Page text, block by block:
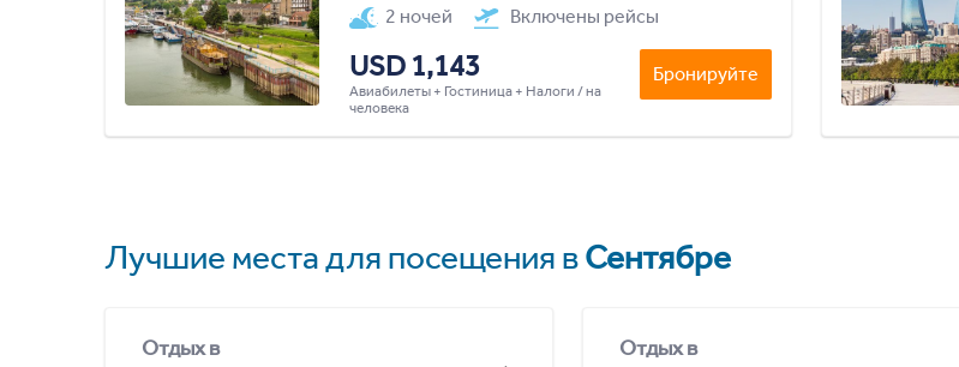
2 ночей Включены рейсы
USD 1,143
Авиабилеты + Гостиница + Налоги / на
человека
Бронируйте
Лучшие места для посещения вСентябре
Отдых в Отдых в